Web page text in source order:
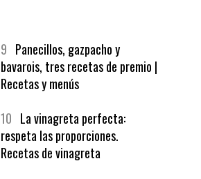
bavarois, tres recetas de premio |
Recetas y menús